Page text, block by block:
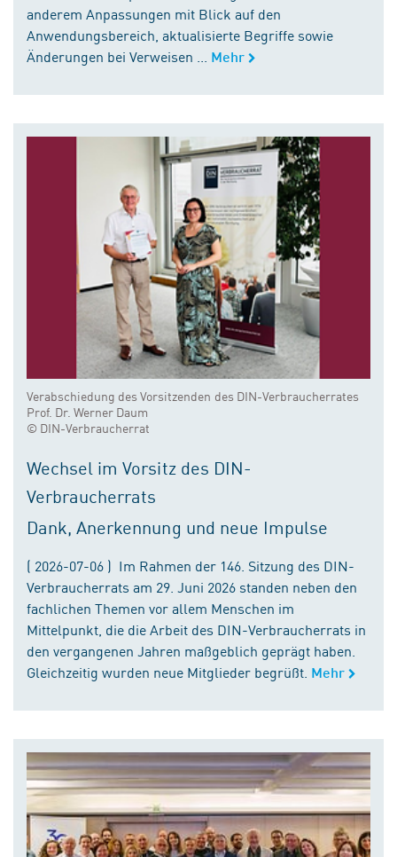
anderem Anpassungen mit Blick auf den
Anwendungsbereich, aktualisierte Begriffe sowie
Änderungen bei Verweisen ...
Mehr
Verabschiedung des Vorsitzenden des DIN-Verbraucherrates
Prof. Dr. Werner Daum
© DIN-Verbraucherrat
Wechsel im Vorsitz des DIN-
Verbraucherrats
Dank, Anerkennung und neue Impulse
( 2026-07-06 ) Im Rahmen der 146. Sitzung des DIN-
Verbraucherrats am 29. Juni 2026 standen neben den
fachlichen Themen vor allem Menschen im
Mittelpunkt, die die Arbeit des DIN-Verbraucherrats in
den vergangenen Jahren maßgeblich geprägt haben.
Gleichzeitig wurden neue Mitglieder begrüßt. Mehr